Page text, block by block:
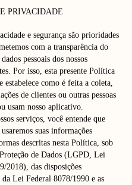
PRIVACIDADE
e segurança são prioridades
com a transparência do
pessoais dos nossos
Por isso, esta presente Política
estabelece como é feita a coleta,
de clientes ou outras pessoas
usam nosso aplicativo.
serviços, você entende que
suas informações
descritas nesta Política, sob
de Dados (LGPD, Lei
2018), das disposições
da Lei Federal 8078/1990 e as